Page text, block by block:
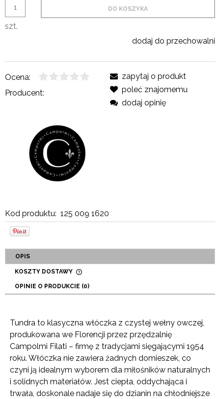
szt.
DO KOSZYKA
dodaj do przechowalni
Ocena:
Producent:
Kod produktu: 125 009 1620
zapytaj o produkt
poleć znajomemu
dodaj opinię
OPIS
KOSZTY DOSTAWY
PŁATNOŚCI
OPINIE O PRODUKCIE (0)
Tundra to klasyczna włóczka z czystej wełny owczej,
produkowana we Florencji przez przędzalnię
Campolmi Filati – firmę z tradycjami sięgającymi 1954
roku. Włóczka nie zawiera żadnych domieszek, co
czyni ją idealnym wyborem dla miłośników naturalnych
i solidnych materiałów. Jest ciepła, oddychająca i
trwała, doskonale nadaje się do dzianin na chłodniejsze